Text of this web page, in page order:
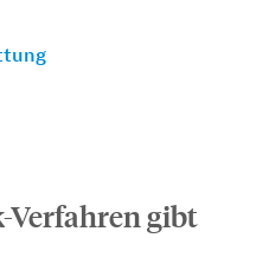
Verfahren gibt